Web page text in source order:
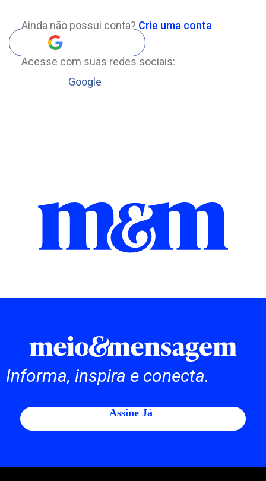
Ainda não possui conta? Crie uma conta
Acesse com suas redes sociais:
Google
Informa, inspira e conecta.
Assine Já